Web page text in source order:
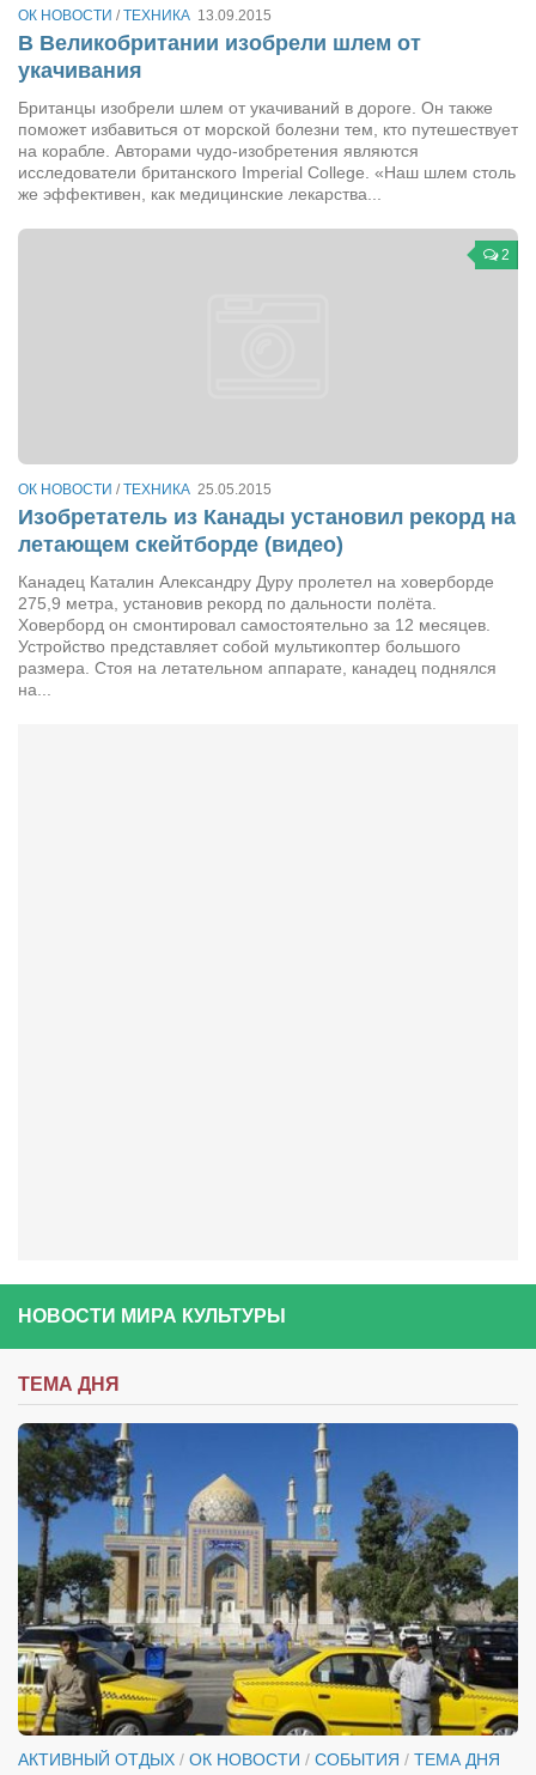
«Траверс» — экипировочный центр
Журналисты
Александр Гвоздик
Александр Кугук
Музыканты
Поэты
Режиссёры
Художники
Надія Белокур
Анна Гидора
Конкурс «Колибри — детям!» 2014
Интервью
Афиша
Афиша Киев
Афиша Сумы
О нас
ОК НОВОСТИ /ТЕХНИКА 13.09.2015
В Великобритании изобрели шлем от
укачивания
Британцы изобрели шлем от укачиваний в дороге. Он также
поможет избавиться от морской болезни тем, кто путешествует
на корабле. Авторами чудо-изобретения являются
исследователи британского Imperial College. «Наш шлем столь
же эффективен, как медицинские лекарства...
2
ОК НОВОСТИ /ТЕХНИКА 25.05.2015
Изобретатель из Канады установил рекорд на
летающем скейтборде (видео)
Канадец Каталин Александру Дуру пролетел на ховерборде
275,9 метра, установив рекорд по дальности полёта.
Ховерборд он смонтировал самостоятельно за 12 месяцев.
Устройство представляет собой мультикоптер большого
размера. Стоя на летательном аппарате, канадец поднялся
на...
НОВОСТИ МИРА КУЛЬТУРЫ
ТЕМА ДНЯ
АКТИВНЫЙ ОТДЫХ / ОК НОВОСТИ / СОБЫТИЯ / ТЕМА ДНЯ